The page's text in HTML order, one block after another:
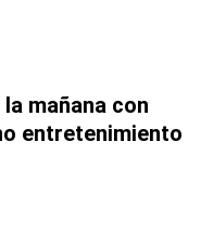
mañana con
entretenimiento